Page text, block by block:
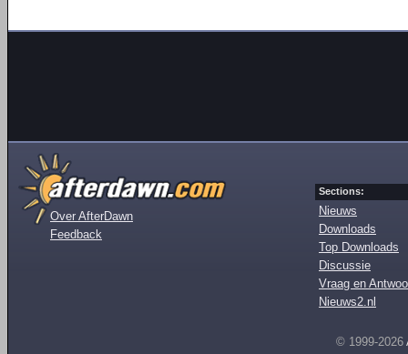
Over AfterDawn
Feedback
Sections:
Nieuws
Downloads
Top Downloads
Discussie
Vraag en
Nieuws2.nl
© 1999-2026